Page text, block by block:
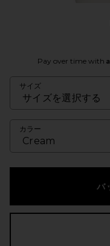
Pay over time with
サイズ
カラー
バ